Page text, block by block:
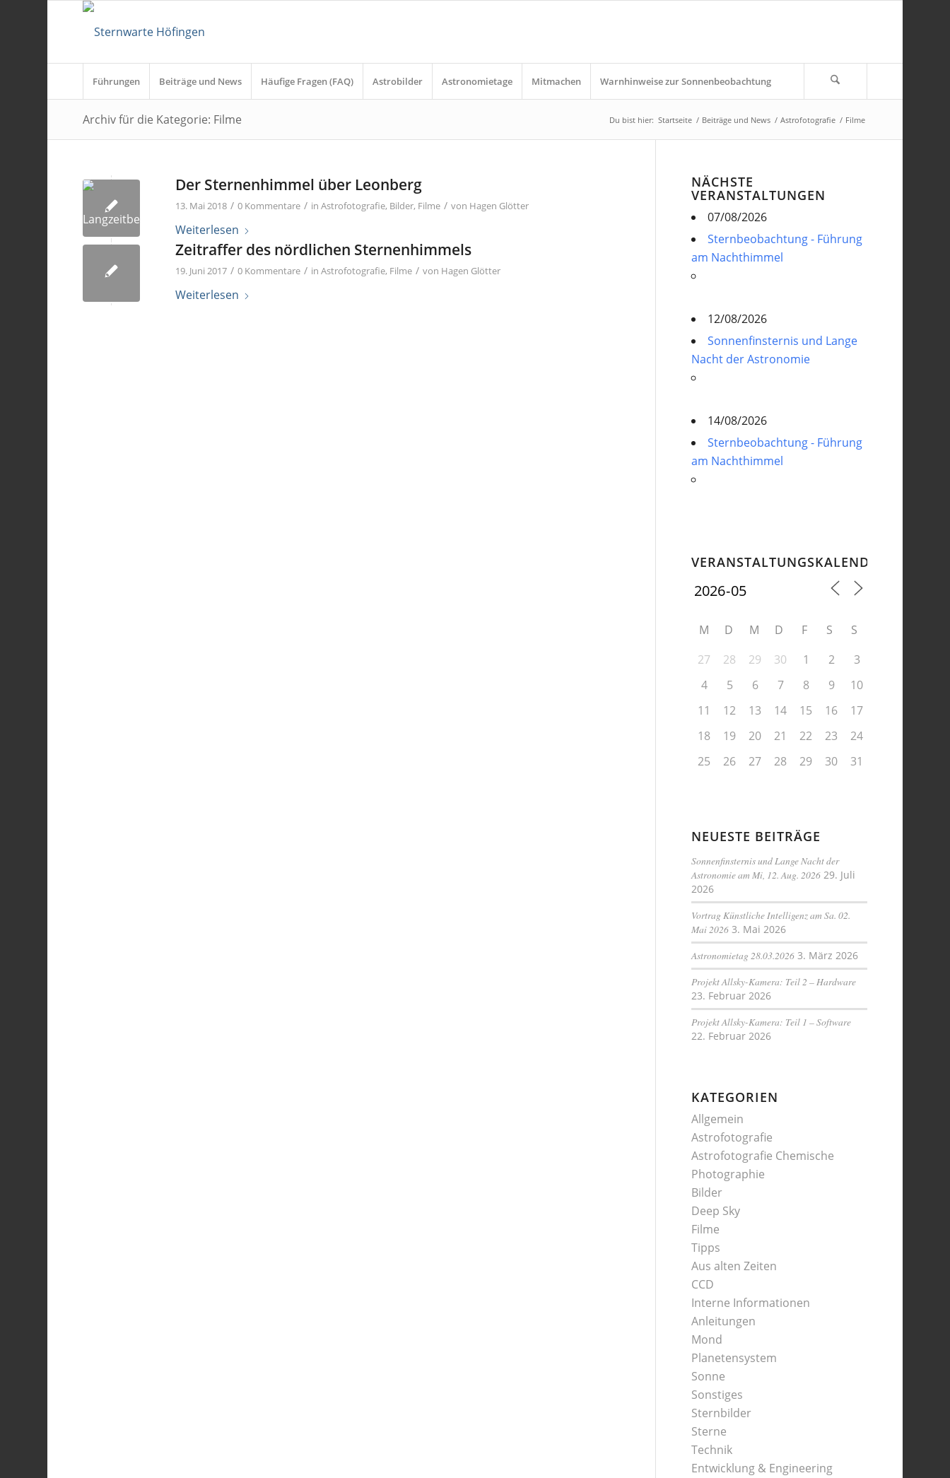
Führungen Beiträge und News Häufige Fragen (FAQ) Astrobilder Astronomietage Mitmachen Warnhinweise zur Sonnenbeobachtung
Archiv für die Kategorie: Filme Du bist hier: Startseite / Beiträge und News / Astrofotografie / Filme
Der Sternenhimmel über Leonberg
13. Mai 2018 / 0 Kommentare / inAstrofotografie, Bilder, Filme / von Hagen Glötter
Weiterlesen
Zeitraffer des nördlichen Sternenhimmels
19. Juni 2017 / 0 Kommentare / inAstrofotografie, Filme / von Hagen Glötter
Weiterlesen
NÄCHSTE
VERANSTALTUNGEN
07/08/2026
Sternbeobachtung - Führung
am Nachthimmel
12/08/2026
Sonnenfinsternis und Lange
Nacht der Astronomie
14/08/2026
Sternbeobachtung - Führung
am Nachthimmel
VERANSTALTUNGSKALENDER
M D M D F S
S
27
28 29 30 1 2
3
4
5 6 7 8 9
10
11
12 13 14 15 16
17
18
19 20 21 22 23
24
25
26 27 28 29 30 31
NEUESTE BEITRÄGE
Sonnenfinsternis und Lange Nacht der
Astronomie am Mi, 12. Aug. 2026 29. Juli
2026
Vortrag Künstliche Intelligenz am Sa. 02.
Mai 2026 3. Mai 2026
Astronomietag 28.03.2026 3. März 2026
Projekt Allsky-Kamera: Teil 2 – Hardware
23. Februar 2026
Projekt Allsky-Kamera: Teil 1 – Software
22. Februar 2026
KATEGORIEN
Allgemein
Astrofotografie
Astrofotografie Chemische
Photographie
Bilder
Deep Sky
Filme
Tipps
Aus alten Zeiten
CCD
Interne Informationen
Anleitungen
Mond
Planetensystem
Sonne
Sonstiges
Sternbilder
Sterne
Technik
Entwicklung & Engineering